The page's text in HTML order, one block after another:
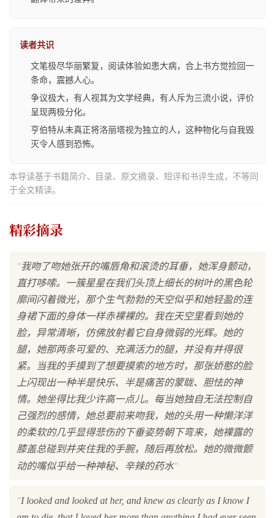
读者共识
文笔极尽华丽繁复，阅读体验如患大病，合上书方觉捡回一
条命，震撼人心。
争议极大，有人视其为文学经典，有人斥为三流小说，评价
呈现两极分化。
亨伯特从未真正将洛丽塔视为独立的人，这种物化与自我毁
灭令人感到恐怖。
本导读基于书籍简介、目录、原文摘录、短评和书评生成，不等同
于全文精读。
精彩摘录
"我吻了吻她张开的嘴唇角和滚烫的耳垂，她浑身颤动，
直打哆嗦。一簇星星在我们头顶上细长的树叶的黑色轮
廓间闪着微光，那个生气勃勃的天空似乎和她轻盈的连
身裙下面的身体一样赤裸裸的。我在天空里看到她的
脸，异常清晰，仿佛放射着它自身微弱的光辉。她的
腿，她那两条可爱的、充满活力的腿，并没有并得很
紧。当我的手摸到了想要摸索的地方时，那张娇憨的脸
上闪现出一种半是快乐、半是痛苦的蒙眬、胆怯的神
情。她坐得比我少许高一点儿。每当她独自无法控制自
己强烈的感情，她总要前来吻我，她的头用一种懒洋洋
的柔软的几乎显得悲伤的下垂姿势朝下弯来，她裸露的
膝盖总碰到并夹住我的手腕，随后再放松。她的微微颤
动的嘴似乎给一种神秘、辛辣的药水"
"I looked and looked at her, and knew as clearly as I know I